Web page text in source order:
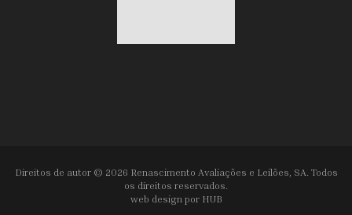
Direitos de autor © 2026 Renascimento Avaliações e Leilões, SA. Todos
os direitos reservados.
web design por HUB